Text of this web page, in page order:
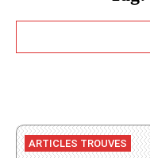
ARTICLES TROUVES